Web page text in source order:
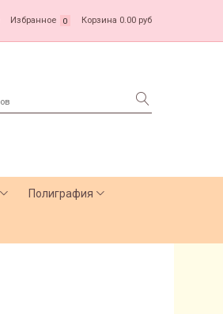
Избранное 0 Корзина 0.00 руб
Полиграфия